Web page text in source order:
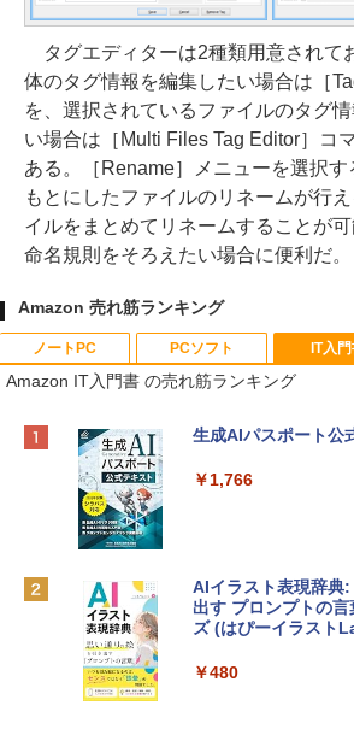
タグエディターは2種類用意されて
体のタグ情報を編集したい場合は［
を、選択されているファイルのタグ
い場合は［Multi Files Tag Editor］コ
ある。［Rename］メニューを選択
もとにしたファイルのリネームが行
イルをまとめてリネームすることが
命名規則をそろえたい場合に便利だ。
Amazon 売れ筋ランキング
ノートPC
Apple 2026
e Intelligence、
￥162,598
tomtoc 360°保護
PCソフト
Robloxギフトカー
インゲームコード】
Microsoft Office
4(最新 永続版)|オン
IT入
Amazon IT入門書 の売れ筋ランキング
生成AIパスポート公
￥1,766
AIイラスト表現辞典
出す プロンプトの
ズ (はぴーイラスト
￥480